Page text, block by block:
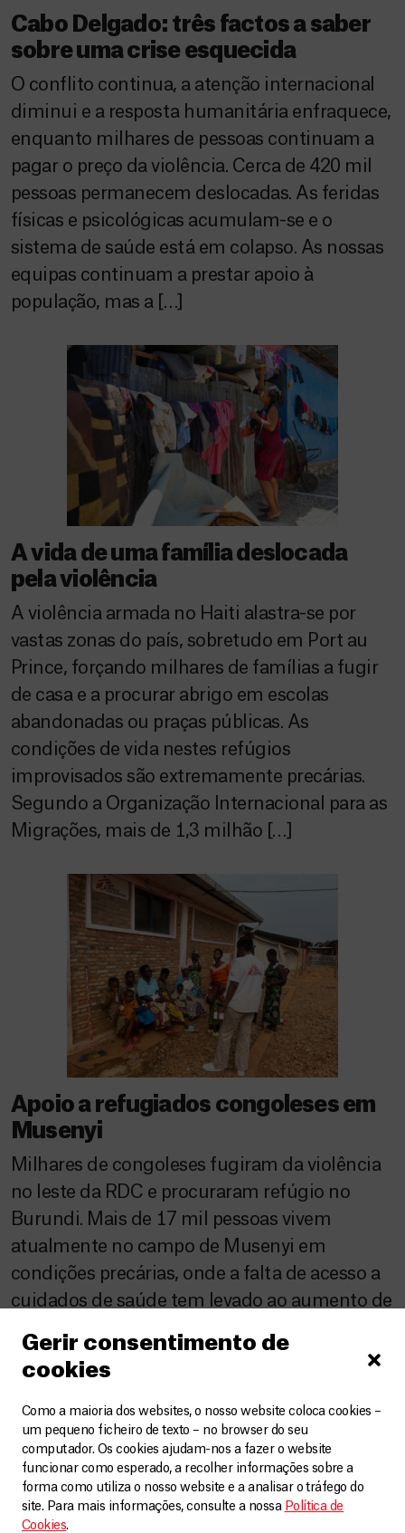
Gerir consentimento de
cookies
Como a maioria dos websites, o nosso website coloca cookies –
um pequeno ficheiro de texto – no browser do seu
computador. Os cookies ajudam-nos a fazer o website
funcionar como esperado, a recolher informações sobre a
forma como utiliza o nosso website e a analisar o tráfego do
site. Para mais informações, consulte a nossa Política de
Cookies.
Cabo Delgado: três factos a saber
sobre uma crise esquecida
O conflito continua, a atenção internacional
diminui e a resposta humanitária enfraquece,
enquanto milhares de pessoas continuam a
pagar o preço da violência. Cerca de 420 mil
pessoas permanecem deslocadas. As feridas
físicas e psicológicas acumulam-se e o
sistema de saúde está em colapso. As nossas
equipas continuam a prestar apoio à
população, mas a […]
A vida de uma família deslocada
pela violência
A violência armada no Haiti alastra-se por
vastas zonas do país, sobretudo em Port au
Prince, forçando milhares de famílias a fugir
de casa e a procurar abrigo em escolas
abandonadas ou praças públicas. As
condições de vida nestes refúgios
improvisados são extremamente precárias.
Segundo a Organização Internacional para as
Migrações, mais de 1,3 milhão […]
Apoio a refugiados congoleses em
Musenyi
Milhares de congoleses fugiram da violência
no leste da RDC e procuraram refúgio no
Burundi. Mais de 17 mil pessoas vivem
atualmente no campo de Musenyi em
condições precárias, onde a falta de acesso a
cuidados de saúde tem levado ao aumento de
a esta emergência, a MSF apoiou […]